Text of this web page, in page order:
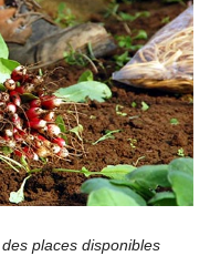
places disponibles